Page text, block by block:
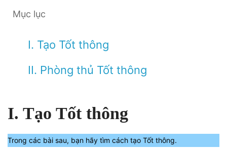
Mục lục
I. Tạo Tốt thông
II. Phòng thủ Tốt thông
I. Tạo Tốt thông
Trong các bài sau, bạn hãy tìm cách tạo Tốt thông.